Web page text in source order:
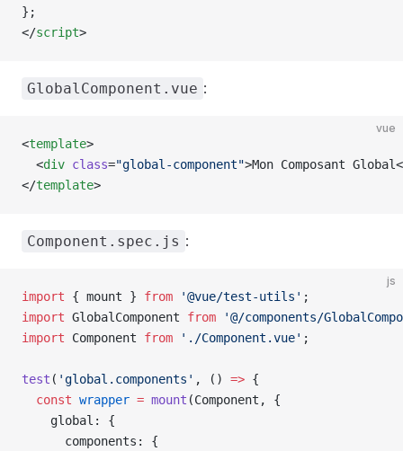
};
</script>
GlobalComponent.vue :
vue
<template>
  <
div class="global-component">Mon Composant
</template>
Component.spec.js :
js
import { mount } from '@vue/test-utils' ;
import GlobalComponent from '@/components/
import Component from './Component.vue' ;
test ( 'global.components' , () => {
  const
wrapper = mount (Component , {
    global
: {
      components
: {